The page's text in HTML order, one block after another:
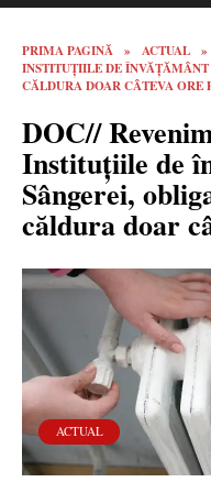
PRIMA PAGINĂ » ACTUAL »
INSTITUȚIILE DE
CĂLDURA DOAR CÂTEVA ORE
DOC//
Instituțiile de
Sângerei,
căldura doar
ACTUAL